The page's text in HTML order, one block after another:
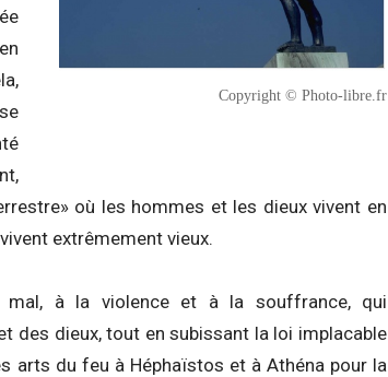
Copyright © Photo-libre.fr
où les hommes et les dieux vivent en
extrêmement vieux.
mal, à la violence et à la souffrance, qui
des dieux, tout en subissant la loi implacable
arts du feu à Héphaïstos et à Athéna pour la